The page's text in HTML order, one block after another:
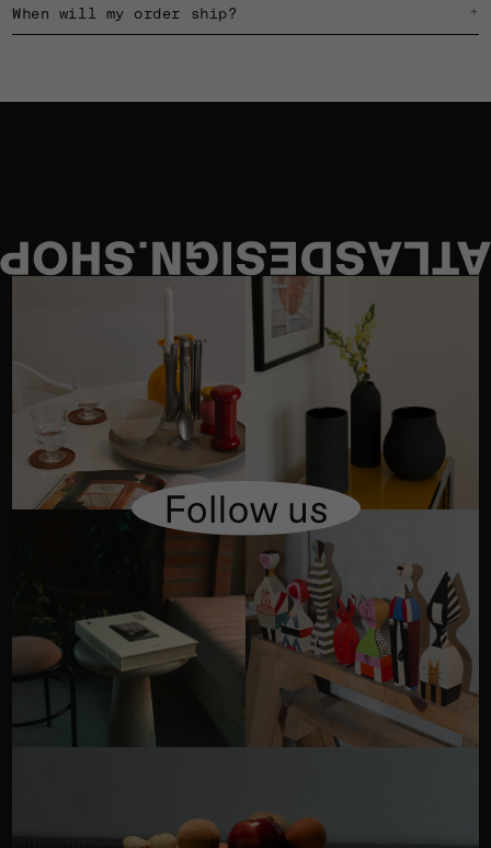
When will my order ship? +